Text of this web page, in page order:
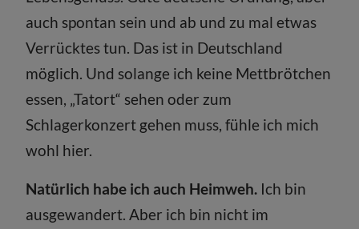
auch spontan sein und ab und zu mal etwas
Verrücktes tun. Das ist in Deutschland
möglich. Und solange ich keine Mettbrötchen
essen, „Tatort“ sehen oder zum
Schlagerkonzert gehen muss, fühle ich mich
wohl hier.
Natürlich habe ich auch Heimweh. Ich bin
ausgewandert. Aber ich bin nicht im